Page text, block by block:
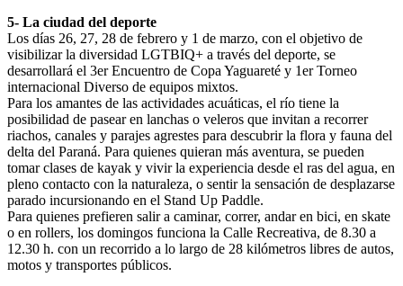
5- La ciudad del deporte
Los días 26, 27, 28 de febrero y 1 de marzo, con el objetivo de
visibilizar la diversidad LGTBIQ+ a través del deporte, se
desarrollará el 3er Encuentro de Copa Yaguareté y 1er Torneo
internacional Diverso de equipos mixtos.
Para los amantes de las actividades acuáticas, el río tiene la
posibilidad de pasear en lanchas o veleros que invitan a recorrer
riachos, canales y parajes agrestes para descubrir la flora y fauna del
delta del Paraná. Para quienes quieran más aventura, se pueden
tomar clases de kayak y vivir la experiencia desde el ras del agua, en
pleno contacto con la naturaleza, o sentir la sensación de desplazarse
parado incursionando en el Stand Up Paddle.
Para quienes prefieren salir a caminar, correr, andar en bici, en skate
o en rollers, los domingos funciona la Calle Recreativa, de 8.30 a
12.30 h. con un recorrido a lo largo de 28 kilómetros libres de autos,
motos y transportes públicos.